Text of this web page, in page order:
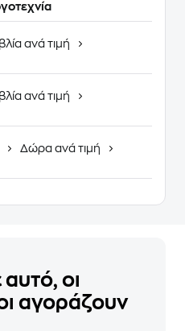
ανά τιμή
ανά τιμή
Δώρα ανά τιμή
αυτό, οι
αγοράζουν